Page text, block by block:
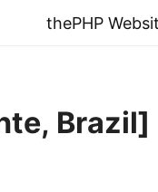
thePHP